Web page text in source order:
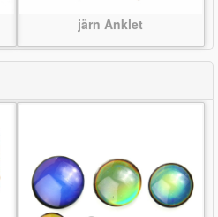
järn Anklet